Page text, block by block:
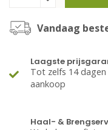
Vandaag
Laagste
Tot zelfs 14 dagen
aankoop
Haal- &